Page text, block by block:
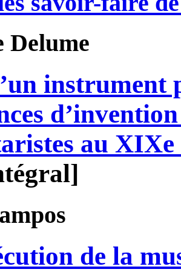
Delume
instrument
au XIXe
de la